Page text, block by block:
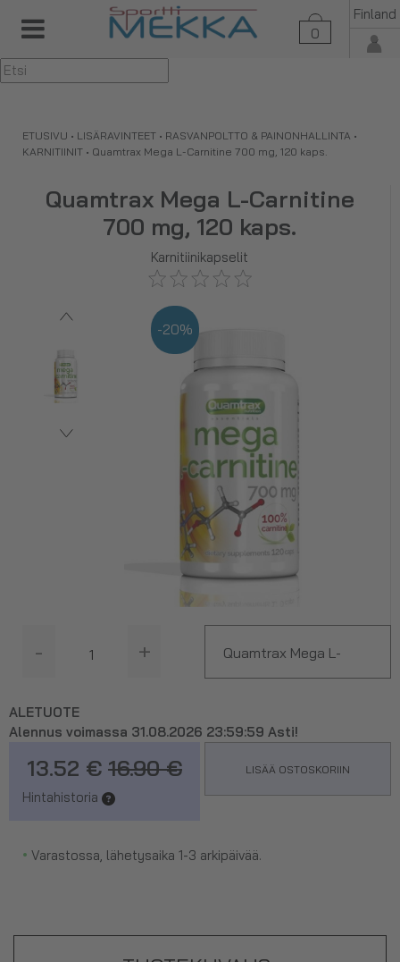
0
Finland
▼
ETUSIVU • LISÄRAVINTEET • RASVANPOLTTO & PAINONHALLINTA •
KARNITIINIT • Quamtrax Mega L-Carnitine 700 mg, 120 kaps.
Quamtrax Mega L-Carnitine
700 mg, 120 kaps.
Karnitiinikapselit
-20%
- + Quamtrax Mega L-
ALETUOTE
Alennus voimassa 31.08.2026 23:59:59 Asti!
13.52 € 16.90 €
Hintahistoria
LISÄÄ OSTOSKORIIN
• Varastossa, lähetysaika 1-3 arkipäivää.